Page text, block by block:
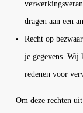
dragen aan een
Recht op
je gegevens. Wij
redenen voor
Om deze rechten